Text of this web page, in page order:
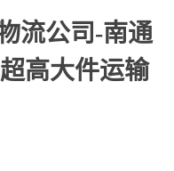
流公司-南通
高大件运输